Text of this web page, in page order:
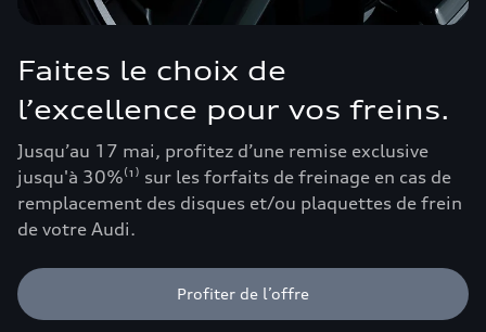
Faites le choix de
l’excellence pour vos freins.
Jusqu’au 17 mai, profitez d’une remise exclusive
jusqu'à 30%⁽¹⁾ sur les forfaits de freinage en cas de
remplacement des disques et/ou plaquettes de frein
de votre Audi.
Profiter de l’offre